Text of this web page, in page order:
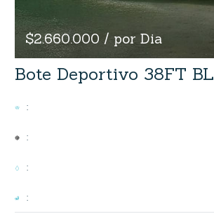
$2.660.000 / por Dia
Bote Deportivo 38FT BL
:
:
:
: